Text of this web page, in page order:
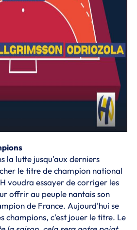
la lutte jusqu'aux derniers
le titre de champion national
voudra essayer de corriger les
offrir au peuple nantais son
de France. Aujourd'hui se
champions, c'est jouer le titre. Le